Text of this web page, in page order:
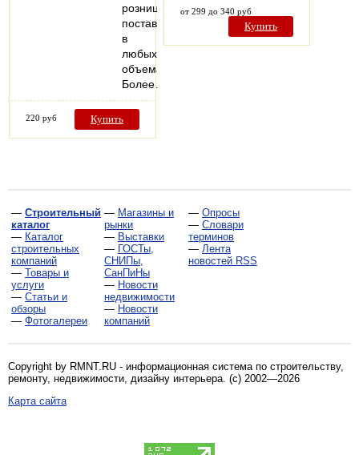
розницу,
поставки
в
любых
объемах.
Более…
220 руб Купить
от 299 до 340 руб
Купить
— Строительный
каталог
— Каталог
строительных
компаний
— Товары и
услуги
— Статьи и
обзоры
— Фотогалереи
— Магазины и
рынки
— Выставки
— ГОСТы,
СНИПы,
СанПиНы
— Новости
недвижимости
— Новости
компаний
— Опросы
— Словари
терминов
— Лента
новостей RSS
Copyright by RMNT.RU - информационная система по строительству,
ремонту, недвижимости, дизайну интерьера . (c) 2002—2026
Карта сайта